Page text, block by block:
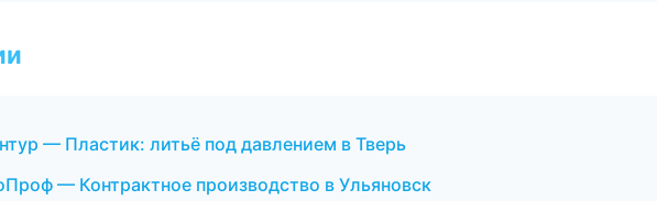
— Пластик: литьё под давлением в Тверь
— Контрактное производство в Ульяновск